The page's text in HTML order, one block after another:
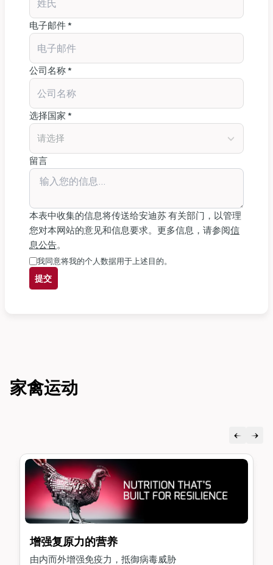
电子邮件 *
公司名称 *
选择国家 *
请选择
留言
本表中收集的信息将传送给安迪苏 有关部门，以管理
您对本网站的意见和信息要求。更多信息，请参阅信
息公告。
我同意将我的个人数据用于上述目的。
提交
家禽运动
增强复原力的营养
由内而外增强免疫力，抵御病毒威胁